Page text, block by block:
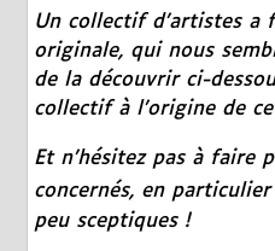
Un collectif d’artistes a
originale, qui nous
de la découvrir ci-
collectif à l’origine de
Et n’hésitez pas à
concernés, en particulier
peu sceptiques !